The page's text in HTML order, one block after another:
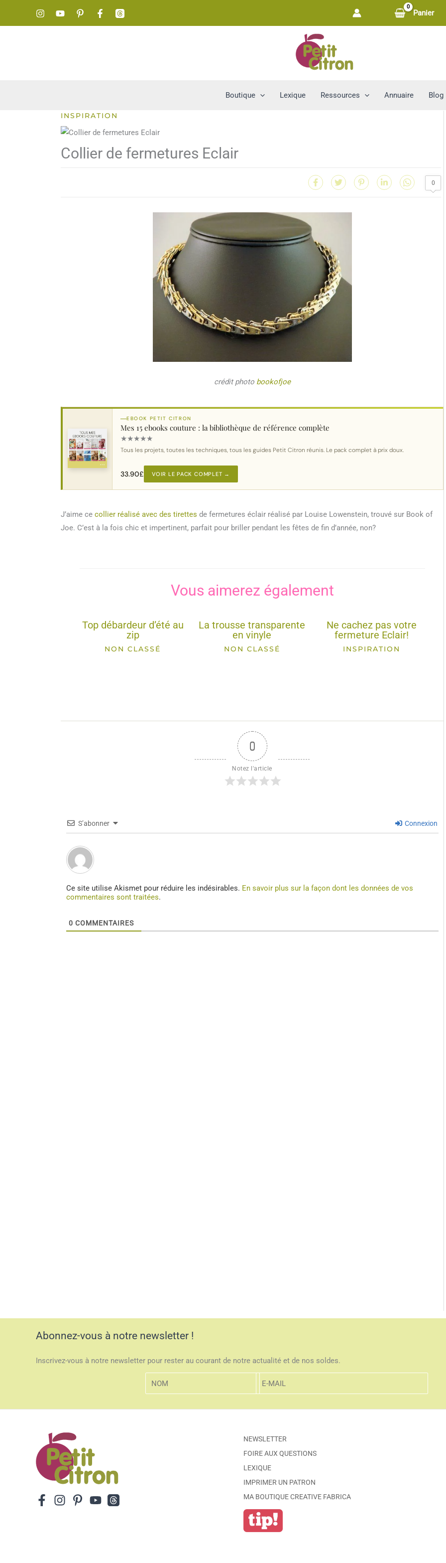
Panier
Boutique Lexique Ressources Annuaire Blog
INSPIRATION
Collier de fermetures Eclair
0
crédit photo bookofjoe
EBOOK PETIT CITRON
Mes 15 ebooks couture : la bibliothèque de référence complète
★★★★★
Tous les projets, toutes les techniques, tous les guides Petit Citron réunis. Le pack complet à prix doux.
33.90£ VOIR LE PACK COMPLET →
J’aime ce collier réalisé avec des tirettes de fermetures éclair réalisé par Louise Lowenstein, trouvé sur Book of
Joe. C’est à la fois chic et impertinent, parfait pour briller pendant les fêtes de fin d’année, non?
Vous aimerez également
Top débardeur d’été au
zip
NON CLASSÉ
La trousse transparente
en vinyle
NON CLASSÉ
Ne cachez pas votre
fermeture Eclair!
INSPIRATION
0
Notez l'article
S’abonner Connexion
Ce site utilise Akismet pour réduire les indésirables. En savoir plus sur la façon dont les données de vos
commentaires sont traitées.
0 COMMENTAIRES
Abonnez-vous à notre newsletter !
Inscrivez-vous à notre newsletter pour rester au courant de notre actualité et de nos soldes.
NEWSLETTER
FOIRE AUX QUESTIONS
LEXIQUE
IMPRIMER UN PATRON
MA BOUTIQUE CREATIVE FABRICA